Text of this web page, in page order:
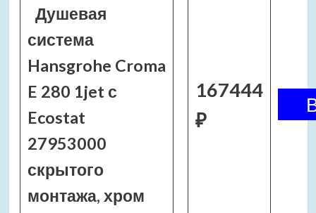
Душевая
система
Hansgrohe Croma
E 280 1jet с
Ecostat
27953000
скрытого
монтажа, хром
167444
₽